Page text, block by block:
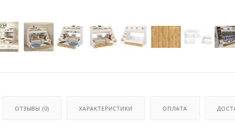
ОТЗЫВЫ (0) ХАРАКТЕРИСТИКИ ОПЛАТА